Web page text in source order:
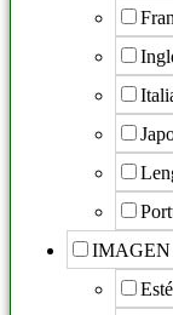
IMAGEN